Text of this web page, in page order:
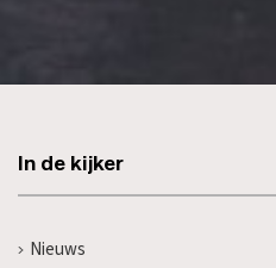
In de kijker
Nieuws